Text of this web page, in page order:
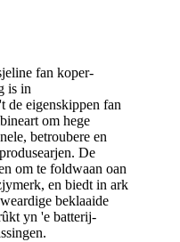
fan koper-
is in
de eigenskippen fan
om hege
betroubere en
De
om te foldwaan oan
en biedt in ark
beklaaide
yn 'e batterij-